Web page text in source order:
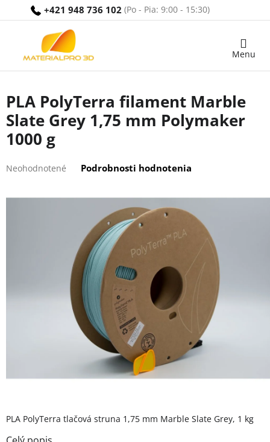
+421 948 736 102
Nákupný
PLA PolyTerra filament Marble
Slate Grey 1,75 mm Polymaker
1000 g
hodnotenie
je
Neohodnotené Podrobnosti hodnotenia
PLA PolyTerra tlačová struna 1,75 mm Marble Slate Grey, 1 kg